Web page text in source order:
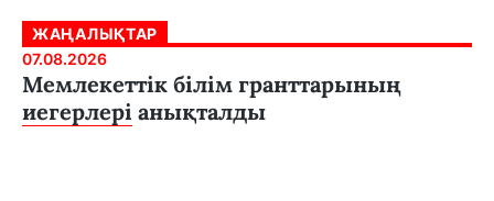
ЖАҢАЛЫҚТАР
07.08.2026
Мемлекеттік білім гранттарының
иегерлері анықталды